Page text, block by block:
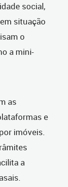
social,
situação
o
a mini-
as
e
imóveis.
a